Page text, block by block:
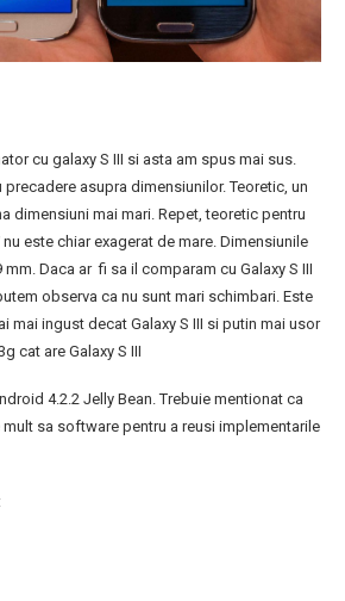
cu galaxy S III si asta am spus mai sus.
asupra dimensiunilor. Teoretic, un
dimensiuni mai mari. Repet, teoretic pentru
este chiar exagerat de mare. Dimensiunile
mm. Daca ar fi sa il comparam cu Galaxy S III
observa ca nu sunt mari schimbari. Este
mai ingust decat Galaxy S III si putin mai usor
cat are Galaxy S III
4.2.2 Jelly Bean. Trebuie mentionat ca
sa software pentru a reusi implementarile